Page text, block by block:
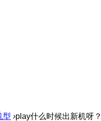
型 ›play什么时候出新机呀？